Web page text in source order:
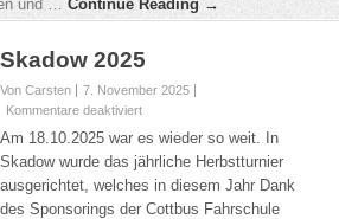
und …Continue Reading →
Skadow 2025
Von Carsten
7. November 2025
Kommentare deaktiviertfür
Skadow
Am 18.10.2025 war es wieder so weit. In
Skadow wurde das jährliche Herbstturnier